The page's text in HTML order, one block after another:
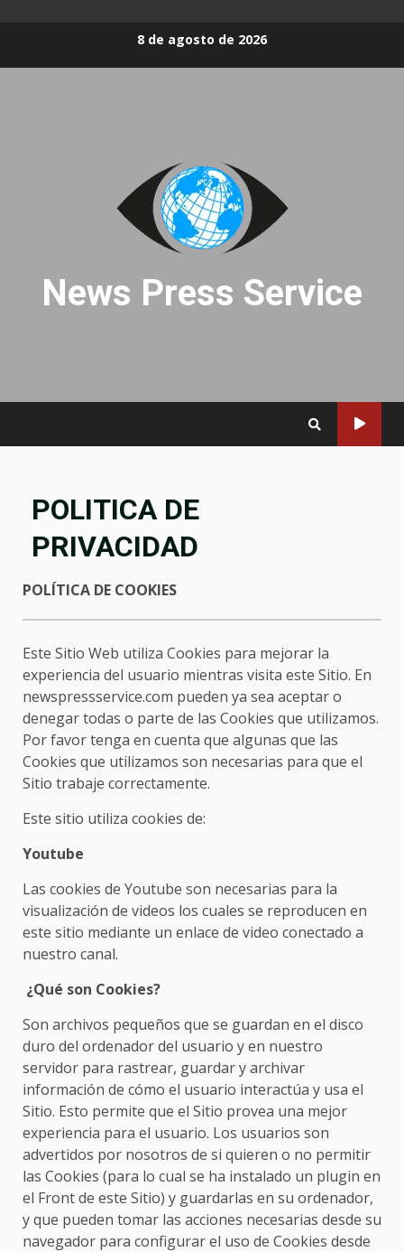
8 de agosto de 2026
News Press Service
POLITICA DE
PRIVACIDAD
POLÍTICA DE COOKIES
Este Sitio Web utiliza Cookies para mejorar la
experiencia del usuario mientras visita este Sitio. En
newspressservice.com pueden ya sea aceptar o
denegar todas o parte de las Cookies que utilizamos.
Por favor tenga en cuenta que algunas que las
Cookies que utilizamos son necesarias para que el
Sitio trabaje correctamente.
Este sitio utiliza cookies de:
Youtube
Las cookies de Youtube son necesarias para la
visualización de videos los cuales se reproducen en
este sitio mediante un enlace de video conectado a
nuestro canal.
¿Qué son Cookies?
Son archivos pequeños que se guardan en el disco
duro del ordenador del usuario y en nuestro
servidor para rastrear, guardar y archivar
información de cómo el usuario interactúa y usa el
Sitio. Esto permite que el Sitio provea una mejor
experiencia para el usuario. Los usuarios son
advertidos por nosotros de si quieren o no permitir
las Cookies (para lo cual se ha instalado un plugin en
el Front de este Sitio) y guardarlas en su ordenador,
y que pueden tomar las acciones necesarias desde su
navegador para configurar el uso de Cookies desde